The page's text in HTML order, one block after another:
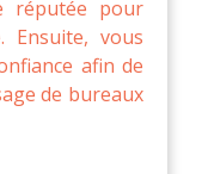
réputée pour
Ensuite, vous
afin de
de bureaux